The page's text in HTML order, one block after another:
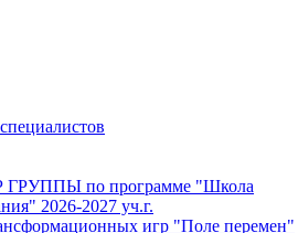
по программе "Школа
2026-2027 уч.г.
игр "Поле перемен"